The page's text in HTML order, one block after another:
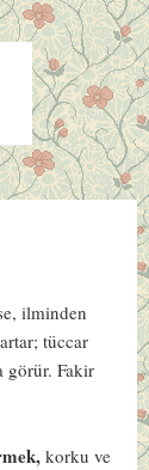
ilminden
tüccar
görür. Fakir
korku ve